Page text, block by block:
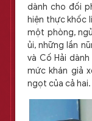
dành cho đối
hiện thực khốc
một phòng,
ủi, những lần
và Cố Hải
mức khán giả
ngọt của cả hai.